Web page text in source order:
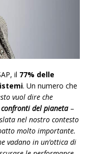
il 77% delle
. Un numero che
vuol dire che
del pianeta–
nel nostro contesto
molto importante.
vadano in un’ottica di